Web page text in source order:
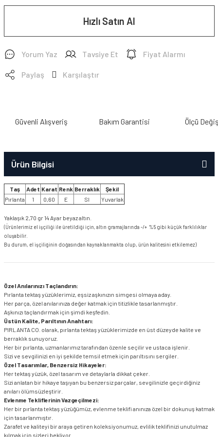
Hızlı Satın Al
Yorum Yaz Tavsiye Et Fiyat Alarmı
Paylaş Karşılaştır
Güvenli Alışveriş Bakım Garantisi Ölçü
Ürün Bilgisi
Taş Adet Karat Renk Berraklık
Şekil
Pırlanta
1 0,60 E SI Yuvarlak
Yaklaşık 2,70 gr 14 Ayar beyaz altın.
(Ürünlerimiz el işçiliği ile üretildiği için, altın gramajlarında -/+ %5 gibi küçük farklılıklar
oluşabilir.
Bu durum, el işçiliğinin doğasından kaynaklanmakta olup, ürün kalitesini etkilemez)
Özel Anılarınızı Taçlandırın:
Pırlanta tektaş yüzüklerimiz, eşsiz aşkınızın simgesi olmaya aday.
Her parça, özel anılarınıza değer katmak için titizlikle tasarlanmıştır.
Aşkınızı taçlandırmak için şimdi keşfedin.
Üstün Kalite, Parıltının Anahtarı:
PIRLANTA CO. olarak, pırlanta tektaş yüzüklerimizde en üst düzeyde kalite ve
berraklık sunuyoruz.
Her bir pırlanta, uzmanlarımız tarafından özenle seçilir ve ustaca işlenir.
Sizi ve sevgilinizi en iyi şekilde temsil etmek için parıltısını sergiler.
Özel Tasarımlar, Benzersiz Hikayeler:
Her tektaş yüzük, özel tasarım ve detaylarla dikkat çeker.
Sizi anlatan bir hikaye taşıyan bu benzersiz parçalar, sevgilinizle geçirdiğiniz
anıları ölümsüzleştirir.
Evlenme Tekliflerinin Vazgeçilmezi:
Her bir pırlanta tektaş yüzüğümüz, evlenme teklifi anınıza özel bir dokunuş katmak
için tasarlanmıştır.
Zarafet ve kaliteyi bir araya getiren koleksiyonumuz, evlilik teklifinizi unutulmaz
kılmak için sizleri bekliyor.